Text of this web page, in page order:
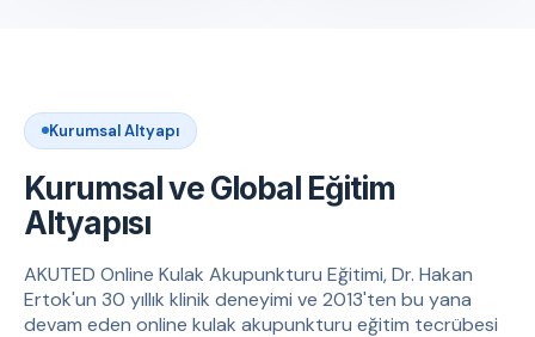
Kurumsal Altyapı
Kurumsal ve Global Eğitim
Altyapısı
AKUTED Online Kulak Akupunkturu Eğitimi, Dr. Hakan
Ertok'un 30 yıllık klinik deneyimi ve 2013'ten bu yana
devam eden online kulak akupunkturu eğitim tecrübesi